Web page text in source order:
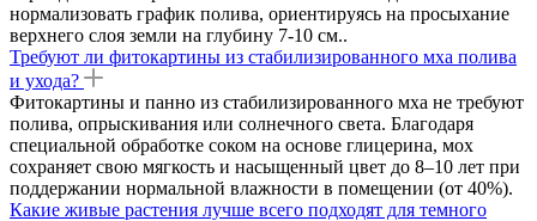
нормализовать график полива, ориентируясь на просыхание
верхнего слоя земли на глубину 7-10 см..
Требуют ли фитокартины из стабилизированного мха полива
и ухода?
Фитокартины и панно из стабилизированного мха не требуют
полива, опрыскивания или солнечного света. Благодаря
специальной обработке соком на основе глицерина, мох
сохраняет свою мягкость и насыщенный цвет до 8–10 лет при
поддержании нормальной влажности в помещении (от 40%).
Какие живые растения лучше всего подходят для темного